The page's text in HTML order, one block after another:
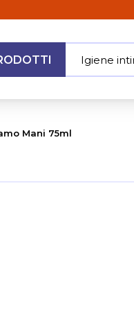
Igiene int|
Mani 75ml